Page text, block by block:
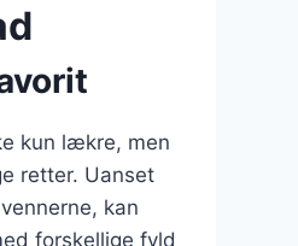
kun lækre, men
retter. Uanset
kan
forskellige fyld